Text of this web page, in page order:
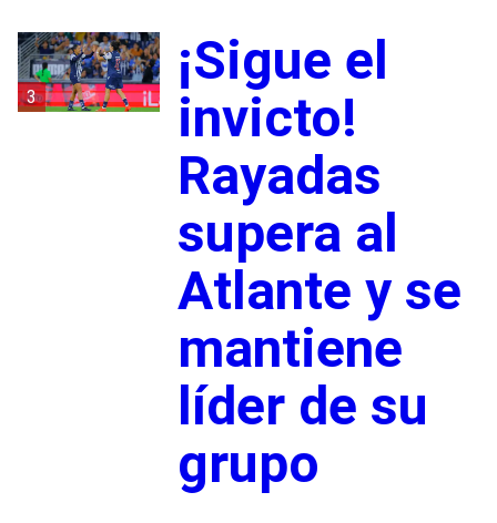
3
¡Sigue el
invicto!
Rayadas
supera al
Atlante y se
mantiene
líder de su
grupo